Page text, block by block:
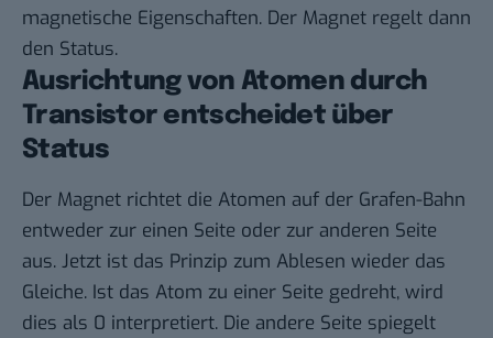
magnetische Eigenschaften. Der Magnet regelt dann
den Status.
Ausrichtung von Atomen durch
Transistor entscheidet über
Status
Der Magnet richtet die Atomen auf der Grafen-Bahn
entweder zur einen Seite oder zur anderen Seite
aus. Jetzt ist das Prinzip zum Ablesen wieder das
Gleiche. Ist das Atom zu einer Seite gedreht, wird
dies als 0 interpretiert. Die andere Seite spiegelt